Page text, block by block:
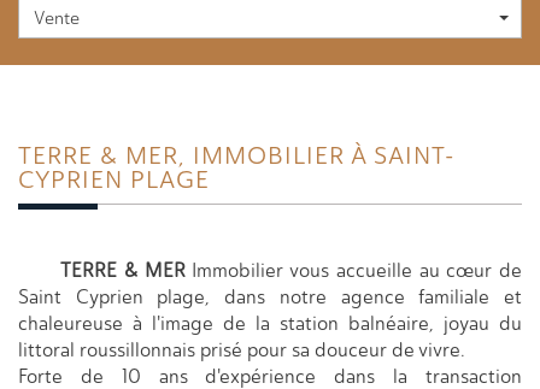
Vente
TERRE & MER, IMMOBILIER À SAINT-
CYPRIEN PLAGE
TERRE & MERImmobilier vous accueille au cœur de
Saint Cyprien plage, dans notre agence familiale et
chaleureuse à l'image de la station balnéaire, joyau du
littoral roussillonnais prisé pour sa douceur de vivre.
Forte de 10 ans d'expérience dans la transaction